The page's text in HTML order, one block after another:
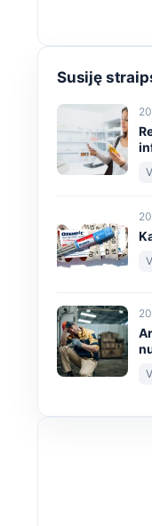
Susiję